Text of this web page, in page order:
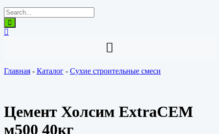
Главная - Каталог - Сухие строительные смеси
Цемент Холсим ExtraCEM
м500 40кг